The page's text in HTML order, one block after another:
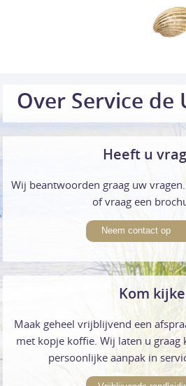
Over Service de
Heeft u
Wij beantwoorden graag uw
of vraag een
Neem contact op
Kom
Maak geheel vrijblijvend een
met kopje koffie. Wij laten u graag
persoonlijke aanpak in